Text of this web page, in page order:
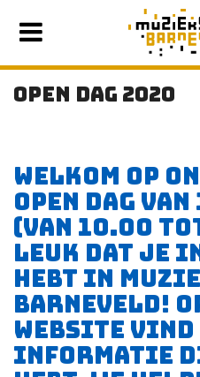
OPEN DAG 2020
WELKOM OP
OPEN DAG
(VAN 10.00
LEUK DAT JE
HEBT IN
BARNEVELD!
WEBSITE
INFORMATIE